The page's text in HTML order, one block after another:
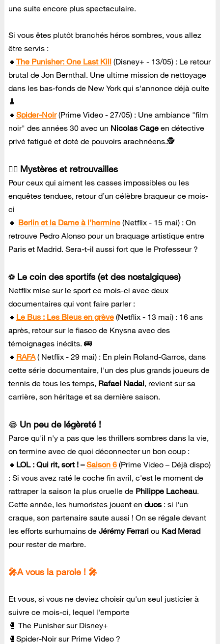
une suite encore plus spectaculaire.
Si vous êtes plutôt branchés héros sombres, vous allez
être servis :
🔸 The Punisher: One Last Kill(Disney+ - 13/05) : Le retour
brutal de Jon Bernthal. Une ultime mission de nettoyage
dans les bas-fonds de New York qui s'annonce déjà culte
🧹
🔸 Spider-Noir(Prime Video - 27/05) : Une ambiance "film
noir" des années 30 avec un Nicolas Cageen détective
privé fatigué et doté de pouvoirs arachnéens.🕵️
🕵️‍♀️ Mystères et retrouvailles
Pour ceux qui aiment les casses impossibles ou les
enquêtes tendues, retour d’un célèbre braqueur ce mois-
ci
🔸 Berlin et la Dame à l’hermine(Netflix - 15 mai) : On
retrouve Pedro Alonso pour un braquage artistique entre
Paris et Madrid. Sera-t-il aussi fort que le Professeur ?
⚽ Le coin des sportifs (et des nostalgiques)
Netflix mise sur le sport ce mois-ci avec deux
documentaires qui vont faire parler :
🔸 Le Bus : Les Bleus en grève(Netflix - 13 mai) : 16 ans
après, retour sur le fiasco de Knysna avec des
témoignages inédits. 🚌
🔸 RAFA( Netflix - 29 mai) : En plein Roland-Garros, dans
cette série documentaire, l'un des plus grands joueurs de
tennis de tous les temps, Rafael Nadal, revient sur sa
carrière, son héritage et sa dernière saison.
😂 Un peu de légèreté !
Parce qu'il n'y a pas que les thrillers sombres dans la vie,
on termine avec de quoi déconnecter un bon coup :
🔸 LOL : Qui rit, sort ! –Saison 6(Prime Video – Déjà dispo)
: Si vous avez raté le coche fin avril, c'est le moment de
rattraper la saison la plus cruelle de Philippe Lacheau.
Cette année, les humoristes jouent en duos: si l'un
craque, son partenaire saute aussi ! On se régale devant
les efforts surhumains de Jérémy Ferrariou Kad Merad
pour rester de marbre.
🎤A vous la parole ! 🎤
Et vous, si vous ne deviez choisir qu'un seul justicier à
suivre ce mois-ci, lequel l'emporte
🥊 The Punisher sur Disney+
🥊Spider-Noir sur Prime Video ?